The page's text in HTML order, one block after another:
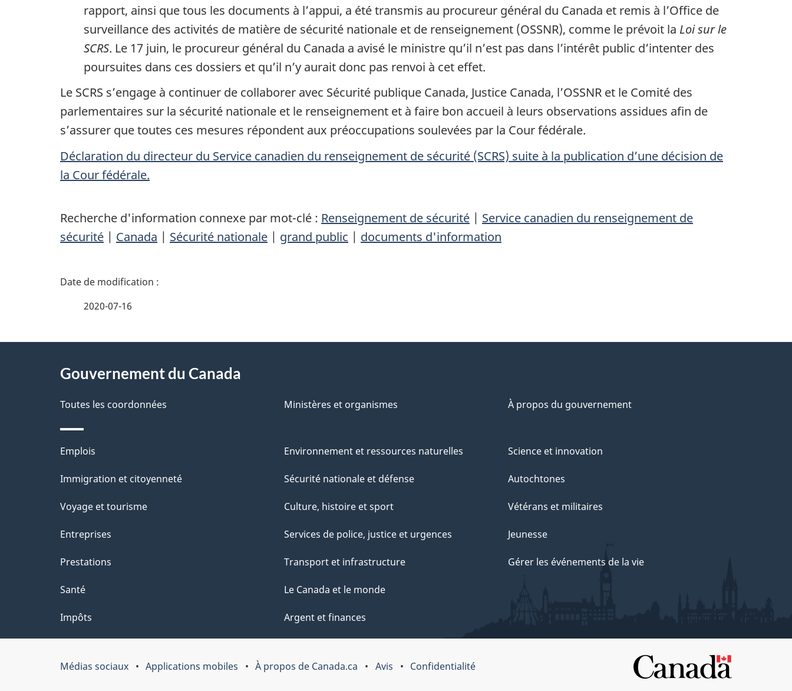
rapport, ainsi que tous les documents à l’appui, a été transmis au procureur général du Canada et remis à l’Office de
surveillance des activités de matière de sécurité nationale et de renseignement (OSSNR), comme le prévoit la Loi sur le
SCRS. Le 17 juin, le procureur général du Canada a avisé le ministre qu’il n’est pas dans l’intérêt public d’intenter des
poursuites dans ces dossiers et qu’il n’y aurait donc pas renvoi à cet effet.
Le SCRS s’engage à continuer de collaborer avec Sécurité publique Canada, Justice Canada, l’OSSNR et le Comité des
parlementaires sur la sécurité nationale et le renseignement et à faire bon accueil à leurs observations assidues afin de
s’assurer que toutes ces mesures répondent aux préoccupations soulevées par la Cour fédérale.
Déclaration du directeur du Service canadien du renseignement de sécurité (SCRS) suite à la publication d’une décision de
la Cour fédérale.
Recherche d'information connexe par mot-clé : Renseignement de sécurité | Service canadien du renseignement de
sécurité | Canada | Sécurité nationale | grand public | documents d'information
D
a
s
d
e
l
a
p
a
g
e
2020-07-16
proposGouvernement du Canada
Toutes les coordonnées Ministères et organismes À propos du gouvernement
Thèmes
et
Emplois
Immigration et citoyenneté
Voyage et tourisme
Entreprises
Prestations
Santé
Impôts
Environnement et ressources naturelles
Sécurité nationale et défense
Culture, histoire et sport
Services de police, justice et urgences
Transport et infrastructure
Le Canada et le monde
Argent et finances
Science et innovation
Autochtones
Vétérans et militaires
Jeunesse
Gérer les événements de la vie
Organisation
Médias sociaux Applications mobiles À propos de Canada.ca Avis Confidentialité